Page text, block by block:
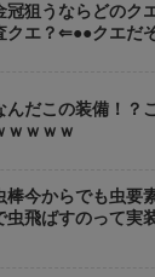
冠狙うならどのク
クエ？⇐●●クエだ
んだこの装備！？
ｗｗｗｗ
棒今からでも虫要
飛ばすのって実